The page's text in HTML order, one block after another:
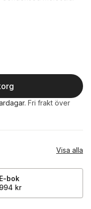
. Fri frakt över
Visa alla
E-bok
994 kr